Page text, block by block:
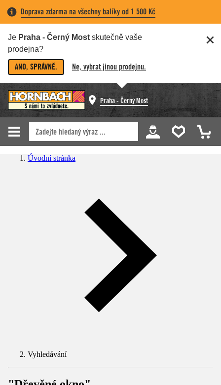
Doprava zdarma na všechny balíky od 1 500 Kč
Je Praha - Černý Most skutečně vaše
prodejna?
ANO, SPRÁVNĚ. Ne, vybrat jinou prodejnu.
Praha - Černý Most
Úvodní stránka
Vyhledávání